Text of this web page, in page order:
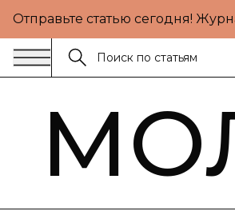
Отправьте статью сегодня!